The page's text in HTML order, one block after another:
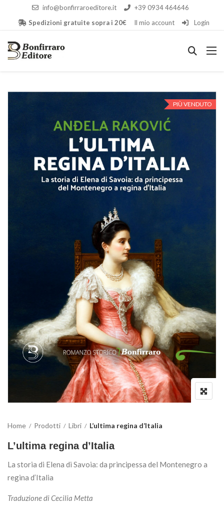
info@bonfirraroeditore.it
+39 0934 464646
Spedizioni gratuite sopra i 20€
Il mio account Login
PIÙ VENDUTO
Home Prodotti Libri L’ultima regina d’Italia
L’ultima regina d’Italia
La storia di Elena di Savoia: da principessa del Montenegro a
regina d’Italia
Traduzione di Cecilia Metta